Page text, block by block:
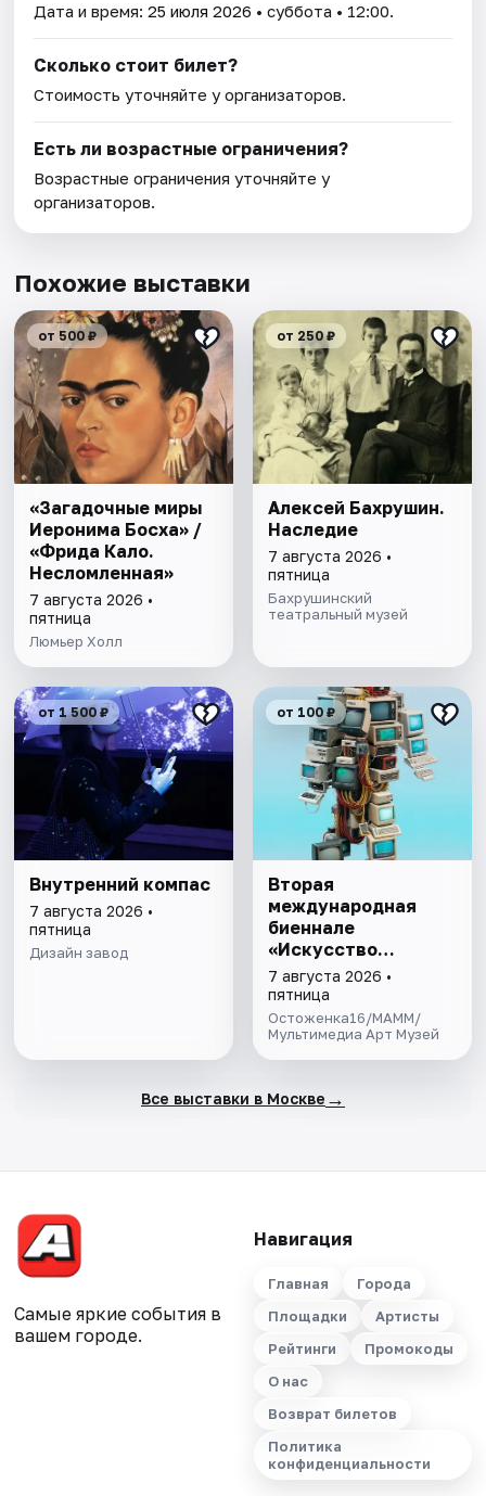
Дата и время:25 июля 2026 • суббота • 12:00.
Сколько стоит билет?
Стоимость уточняйте у организаторов.
Есть ли возрастные ограничения?
Возрастные ограничения уточняйте у
организаторов.
Похожие выставки
от 500 ₽
«Загадочные миры
Иеронима Босха» /
«Фрида Кало.
Несломленная»
7 августа 2026 •
пятница
Люмьер Холл
от 250 ₽
Алексей Бахрушин.
Наследие
7 августа 2026 •
пятница
Бахрушинский
театральный музей
от 1 500 ₽
Внутренний компас
7 августа 2026 •
пятница
Дизайн завод
от 100 ₽
Вторая
международная
биеннале
«Искусство
будущего»
7 августа 2026 •
пятница
Остоженка16/МАММ/
Мультимедиа Арт Музей
Все выставки в Москве →
Самые яркие события в
вашем городе.
Навигация
Главная
Города
Площадки
Артисты
Рейтинги
Промокоды
О нас
Возврат билетов
Политика
конфиденциальности